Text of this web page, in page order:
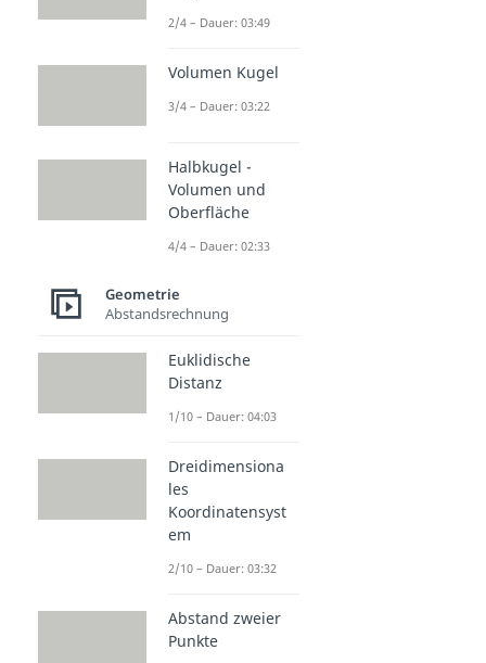
2/4 – Dauer: 03:49
Volumen Kugel
3/4 – Dauer: 03:22
Halbkugel -
Volumen und
Oberfläche
4/4 – Dauer: 02:33
Geometrie
Abstandsrechnung
Euklidische
Distanz
1/10 – Dauer: 04:03
Dreidimensiona
les
Koordinatensyst
em
2/10 – Dauer: 03:32
Abstand zweier
Punkte